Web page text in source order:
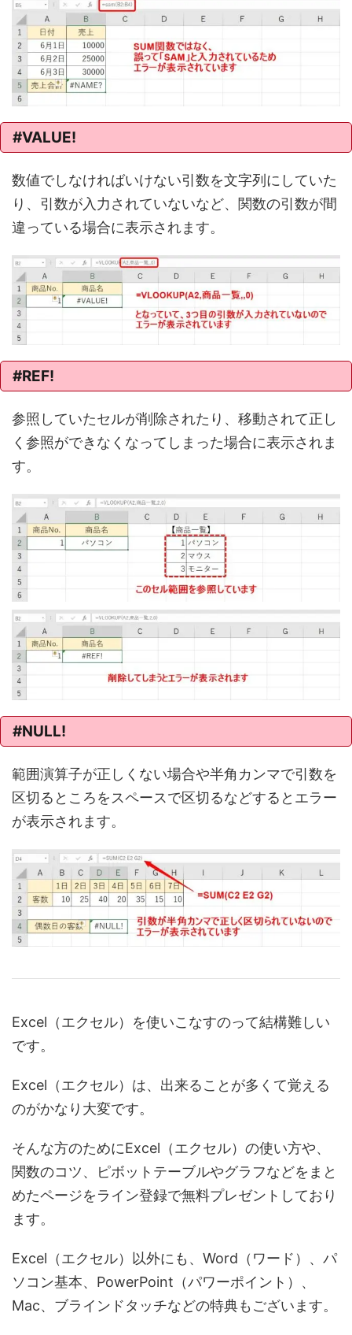
#VALUE!
数値でしなければいけない引数を文字列にしていた
り、引数が入力されていないなど、関数の引数が間
違っている場合に表示されます。
#REF!
参照していたセルが削除されたり、移動されて正し
く参照ができなくなってしまった場合に表示されま
す。
#NULL!
範囲演算子が正しくない場合や半角カンマで引数を
区切るところをスペースで区切るなどするとエラー
が表示されます。
Excel（エクセル）を使いこなすのって結構難しい
です。
Excel（エクセル）は、出来ることが多くて覚える
のがかなり大変です。
そんな方のためにExcel（エクセル）の使い方や、
関数のコツ、ピボットテーブルやグラフなどをまと
めたページをライン登録で無料プレゼントしており
ます。
Excel（エクセル）以外にも、Word（ワード）、パ
ソコン基本、PowerPoint（パワーポイント）、
Mac、ブラインドタッチなどの特典もございます。